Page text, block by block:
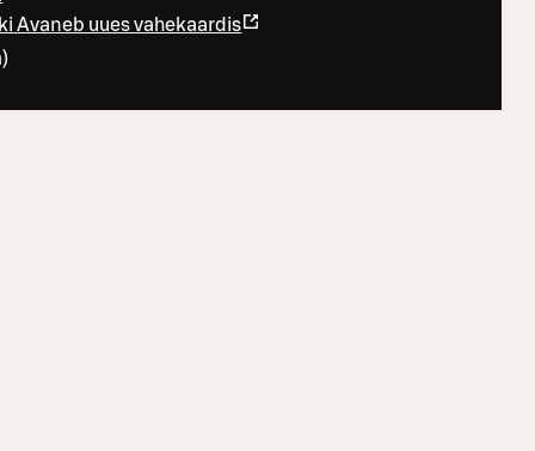
Avaneb uues vahekaardis
)